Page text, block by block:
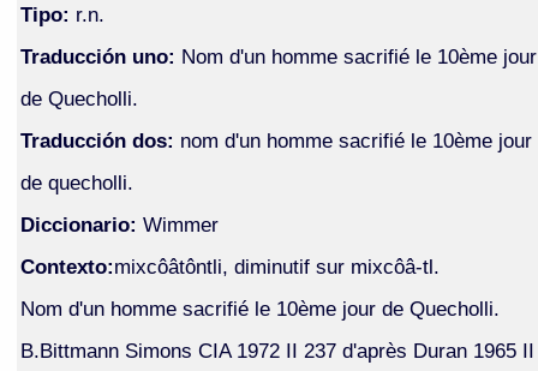
Tipo: r.n.
Traducción uno: Nom d'un homme sacrifié le 10ème jour
de Quecholli.
Traducción dos: nom d'un homme sacrifié le 10ème jour
de quecholli.
Diccionario: Wimmer
Contexto:mixcôâtôntli, diminutif sur mixcôâ-tl.
Nom d'un homme sacrifié le 10ème jour de Quecholli.
B.Bittmann Simons CIA 1972 II 237 d'après Duran 1965 II